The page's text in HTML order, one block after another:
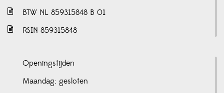
BTW NL 859315848 B 01
RSIN 859315848
Openingstijden
Maandag: gesloten